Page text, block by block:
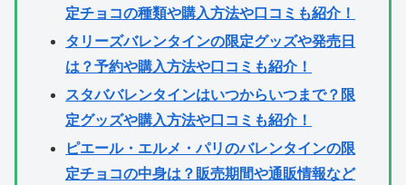
定チョコの種類や購入方法や口コミも紹介！
タリーズバレンタインの限定グッズや発売日
は？予約や購入方法や口コミも紹介！
スタババレンタインはいつからいつまで？限
定グッズや購入方法や口コミも紹介！
ピエール・エルメ・パリのバレンタインの限
定チョコの中身は？販売期間や通販情報など